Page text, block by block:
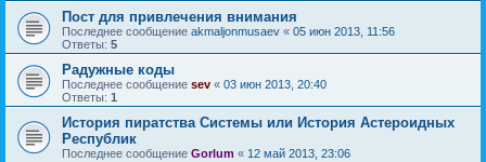
Пост для привлечения внимания
Последнее сообщение akmaljonmusaev « 05 июн 2013, 11:56
Ответы: 5
Радужные коды
Последнее сообщение sev « 03 июн 2013, 20:40
Ответы: 1
История пиратства Системы или История Астероидных
Республик
Последнее сообщение Gorlum « 12 май 2013, 23:06